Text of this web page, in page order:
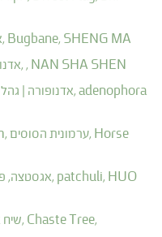
אקטאה, Bugbane, SHENG MA
אדנופורה, , NAN SHA SHEN
אדנופורה | גהלניה, adenophora
ערמונית הסוסים, Horse
אגסטצה, פאצ'ולי, patchuli, HUO
שיח אברהם מצוי, Chaste Tree,